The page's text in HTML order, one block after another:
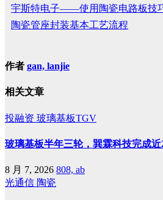
宇斯特电子——使用陶瓷电路板技
陶瓷管座封装基本工艺流程
作者 gan, lanjie
相关文章
投融资 玻璃基板TGV
玻璃基板半年三轮，巽霖科技完成
8 月 7, 2026 808, ab
光通信 陶瓷